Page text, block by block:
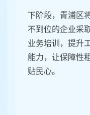
下阶段，青浦区
不到位的企业采
业务培训，提升
能力，让保障性
贴民心。